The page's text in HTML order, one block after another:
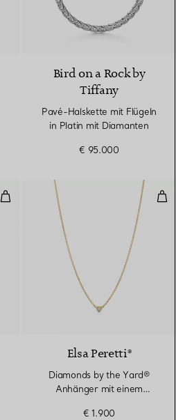
Bird on a Rock by
Tiffany
Pavé-Halskette mit Flügeln
in Platin mit Diamanten
€ 95.000
Diamonds by the Yard®
Elsa Peretti®
Diamonds by the Yard®
Anhänger mit einem
€ 1.900